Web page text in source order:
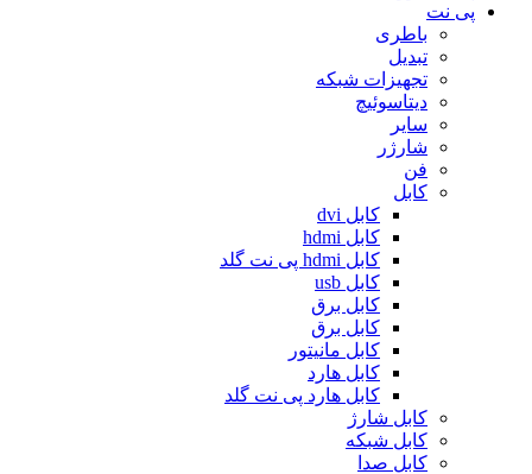
پی نت
باطری
تبدیل
تجهیزات شبکه
دیتاسوئیچ
سایر
شارژر
فن
کابل
کابل dvi
کابل hdmi
کابل hdmi پی نت گلد
کابل usb
کابل برق
کابل برق
کابل مانیتور
کابل هارد
کابل هارد پی نت گلد
کابل شارژ
کابل شبکه
کابل صدا